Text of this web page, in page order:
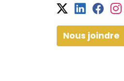
Twitter
Nous joindre